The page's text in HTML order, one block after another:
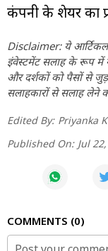
कंपनी के शेयर का
Disclaimer: ये आर्टिकल
इंवेस्टमेंट सलाह के रूप में
और दर्शकों को पैसों से
सलाहकारों से सलाह लेने
Edited By: Priyanka
Published On: Jul
COMMENTS 0